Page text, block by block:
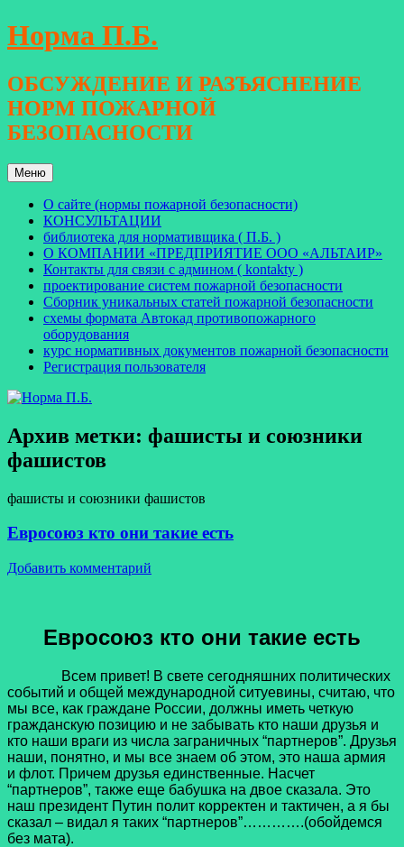
Перейти
к
Норма П.Б.
ОБСУЖДЕНИЕ И РАЗЪЯСНЕНИЕ
НОРМ ПОЖАРНОЙ
БЕЗОПАСНОСТИ
Меню
О сайте (нормы пожарной безопасности)
КОНСУЛЬТАЦИИ
библиотека для нормативщика ( П.Б. )
О КОМПАНИИ «ПРЕДПРИЯТИЕ ООО «АЛЬТАИР»
Контакты для связи с админом ( kontakty )
проектирование систем пожарной безопасности
Сборник уникальных статей пожарной безопасности
схемы формата Автокад противопожарного
оборудования
курс нормативных документов пожарной безопасности
Регистрация пользователя
Архив метки: фашисты и союзники
фашистов
фашисты и союзники фашистов
Евросоюз кто они такие есть
Добавить комментарий
Евросоюз кто они такие есть
Всем привет! В свете сегодняшних политических
событий и общей международной ситуевины, считаю, что
мы все, как граждане России, должны иметь четкую
гражданскую позицию и не забывать кто наши друзья и
кто наши враги из числа заграничных “партнеров”. Друзья
наши, понятно, и мы все знаем об этом, это наша армия
и флот. Причем друзья единственные. Насчет
“партнеров”, также еще бабушка на двое сказала. Это
наш президент Путин полит корректен и тактичен, а я бы
сказал – видал я таких “партнеров”………….(обойдемся
без мата).